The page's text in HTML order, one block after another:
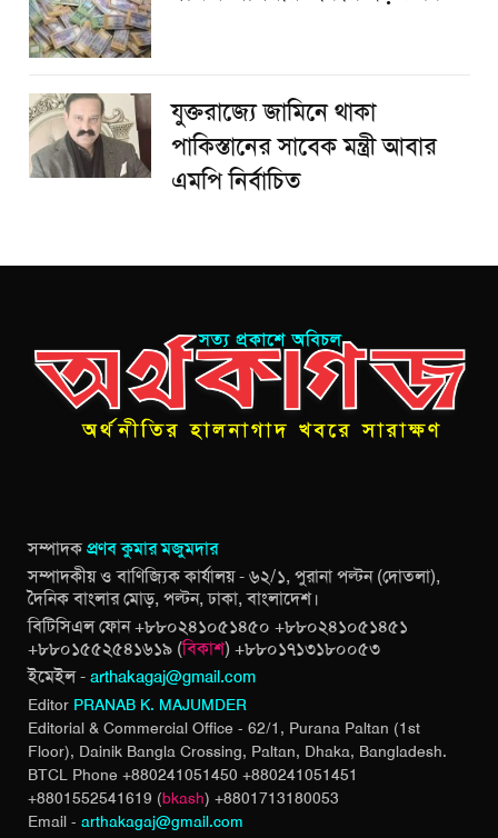
যুক্তরাজ্যে জামিনে থাকা
পাকিস্তানের সাবেক মন্ত্রী আবার
এমপি নির্বাচিত
সম্পাদকপ্রণব কুমার মজুমদার
সম্পাদকীয় ও বাণিজ্যিক কার্যালয় - ৬২/১, পুরানা পল্টন (দোতলা),
দৈনিক বাংলার মোড়, পল্টন, ঢাকা, বাংলাদেশ।
বিটিসিএল ফোন +৮৮০২৪১০৫১৪৫০ +৮৮০২৪১০৫১৪৫১
+৮৮০১৫৫২৫৪১৬১৯ (বিকাশ) +৮৮০১৭১৩১৮০০৫৩
ইমেইল - arthakagaj@gmail.com
Editor PRANAB K. MAJUMDER
Editorial & Commercial Office - 62/1, Purana Paltan (1st
Floor), Dainik Bangla Crossing, Paltan, Dhaka, Bangladesh.
BTCL Phone +880241051450 +880241051451
+8801552541619 (bkash) +8801713180053
Email - arthakagaj@gmail.com